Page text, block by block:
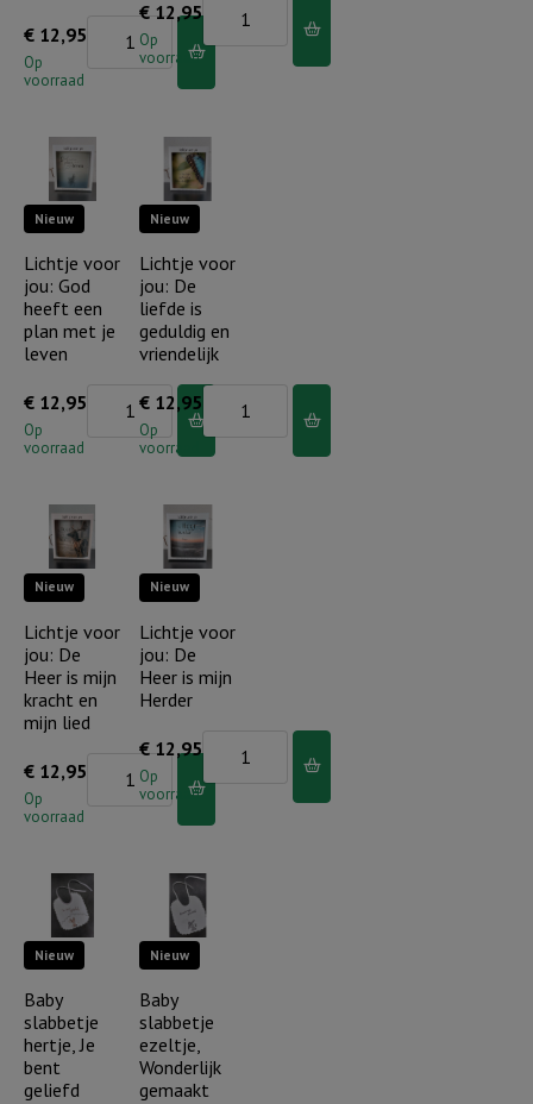
€ 12,95
Op
voorraad
Lichtje
liefde
en
mag
ik
mijn
ervaren
€ 12,95
Op
voorraad
Lichtje
voor
mijn
wil
maar
wil
aantal
Nieuw
Lichtje voor
jou: God
heeft een
plan met je
leven
€ 12,95
Op
voorraad
Lichtje
heeft
een
leven
aantal
Nieuw
Lichtje voor
jou: De
liefde is
geduldig en
vriendelijk
€ 12,95
Op
voorraad
voor
jou:
liefde
is
aantal
Nieuw
Lichtje voor
jou: De
Heer is mijn
kracht en
mijn lied
€ 12,95
Op
voorraad
Heer
is
en
mijn
Nieuw
Lichtje voor
jou: De
Heer is mijn
Herder
€ 12,95
Op
voorraad
voor
Heer
is
mijn
Nieuw
Baby
slabbetje
hertje, Je
bent
geliefd
Nieuw
Baby
slabbetje
ezeltje,
Wonderlijk
gemaakt